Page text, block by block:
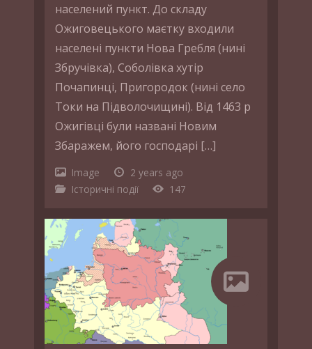
населений пункт. До складу
Ожиговецького маєтку входили
населені пункти Нова Гребля (нині
Збручівка), Соболівка хутір
Почапинці, Пригородок (нині село
Токи на Підволочищині). Від 1463 р
Ожигівці були названі Новим
Збаражем, його господарі […]
Image
2 years ago
Історичні події
147